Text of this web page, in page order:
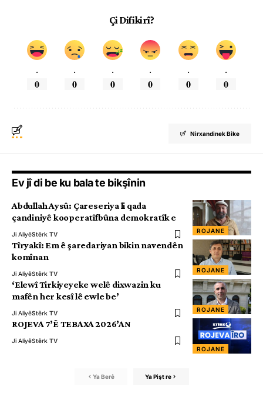
Çi Difikirî?
.
0
.
0
.
0
.
0
.
0
.
0
Nirxandinek Bike
Ev jî di be ku bala te bikşînin
ROJANE
Abdullah Aysû: Çareseriya li qada
çandiniyê kooperatîfbûna demokratîk e
Ji AliyêStêrk TV
ROJANE
Tîryakî: Em ê şaredariyan bikin navendên
komînan
Ji AliyêStêrk TV
ROJANE
‘Elewî Tirkiyeyeke welê dixwazin ku
mafên her kesî lê ewle be’
Ji AliyêStêrk TV
ROJANE
ROJEVA 7’Ê TEBAXA 2026’AN
Ji AliyêStêrk TV
Ya Berê Ya Pişt re